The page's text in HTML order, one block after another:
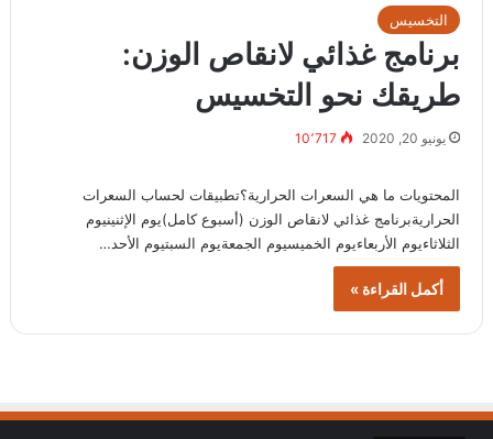
التخسيس
برنامج غذائي لانقاص الوزن:
طريقك نحو التخسيس
يونيو 20, 2020 10٬717
المحتويات ما هي السعرات الحرارية؟تطبيقات لحساب السعرات
الحراريةبرنامج غذائي لانقاص الوزن (أسبوع كامل)يوم الإثنينيوم
الثلاثاءيوم الأربعاءيوم الخميسيوم الجمعةيوم السبتيوم الأحد…
أكمل القراءة »